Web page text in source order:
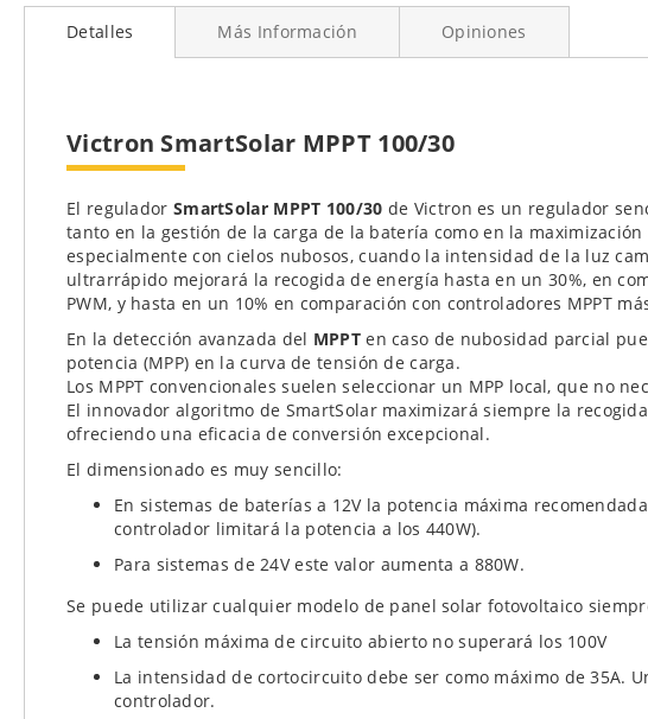
al
comienzo
imágenes
Detalles
Victron SmartSolar MPPT 100/30
El regulador SmartSolar MPPT 100/30 de Victron es un regulador
tanto en la gestión de la carga de la batería como en la
especialmente con cielos nubosos, cuando la intensidad de la luz
ultrarrápido mejorará la recogida de energía hasta en un 30%, en
PWM, y hasta en un 10% en comparación con controladores MPPT
En la detección avanzada del MPPTen caso de nubosidad parcial
potencia (MPP) en la curva de tensión de carga.
Los MPPT convencionales suelen seleccionar un MPP local, que no
El innovador algoritmo de SmartSolar maximizará siempre la
ofreciendo una eficacia de conversión excepcional.
El dimensionado es muy sencillo:
En sistemas de baterías a 12V la potencia máxima
controlador limitará la potencia a los 440W).
Para sistemas de 24V este valor aumenta a 880W.
Se puede utilizar cualquier modelo de panel solar fotovoltaico
La tensión máxima de circuito abierto no superará los 100V
La intensidad de cortocircuito debe ser como máximo de 35A.
controlador.
Más Información Opiniones